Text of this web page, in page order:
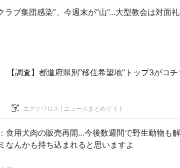
ラブ集団感染”、今週末が“山”…大型教会は対面
【調査】都道府県別”移住希望地”トップ3がコ
エクサワロス | ニュースまとめサイト
食用犬肉の販売再開…今後数週間で野生動物も
なんかも持ち込まれると思いますよ